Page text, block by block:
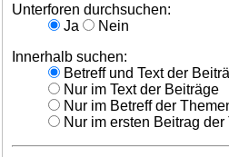
Unterforen durchsuchen:
Ja
Nein
Innerhalb suchen:
Betreff und Text der
Nur im Text der Beiträge
Nur im Betreff der
Nur im ersten Beitrag der